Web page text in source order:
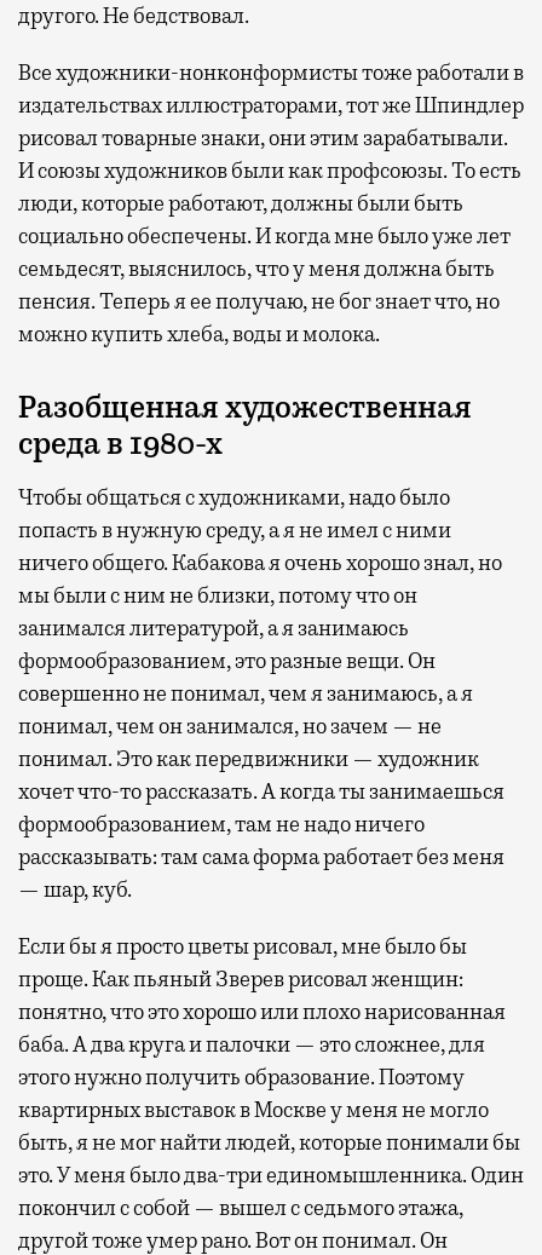
другого. Не бедствовал.
Все художники-нонконформисты тоже работали в
издательствах иллюстраторами, тот же Шпиндлер
рисовал товарные знаки, они этим зарабатывали.
И союзы художников были как профсоюзы. То есть
люди, которые работают, должны были быть
социально обеспечены. И когда мне было уже лет
семьдесят, выяснилось, что у меня должна быть
пенсия. Теперь я ее получаю, не бог знает что, но
можно купить хлеба, воды и молока.
Разобщенная художественная
среда в 1980-х
Чтобы общаться с художниками, надо было
попасть в нужную среду, а я не имел с ними
ничего общего. Кабакова я очень хорошо знал, но
мы были с ним не близки, потому что он
занимался литературой, а я занимаюсь
формообразованием, это разные вещи. Он
совершенно не понимал, чем я занимаюсь, а я
понимал, чем он занимался, но зачем — не
понимал. Это как передвижники — художник
хочет что-то рассказать. А когда ты занимаешься
формообразованием, там не надо ничего
рассказывать: там сама форма работает без меня
— шар, куб.
Если бы я просто цветы рисовал, мне было бы
проще. Как пьяный Зверев рисовал женщин:
понятно, что это хорошо или плохо нарисованная
баба. А два круга и палочки — это сложнее, для
этого нужно получить образование. Поэтому
квартирных выставок в Москве у меня не могло
быть, я не мог найти людей, которые понимали бы
это. У меня было два-три единомышленника. Один
покончил с собой — вышел с седьмого этажа,
другой тоже умер рано. Вот он понимал. Он